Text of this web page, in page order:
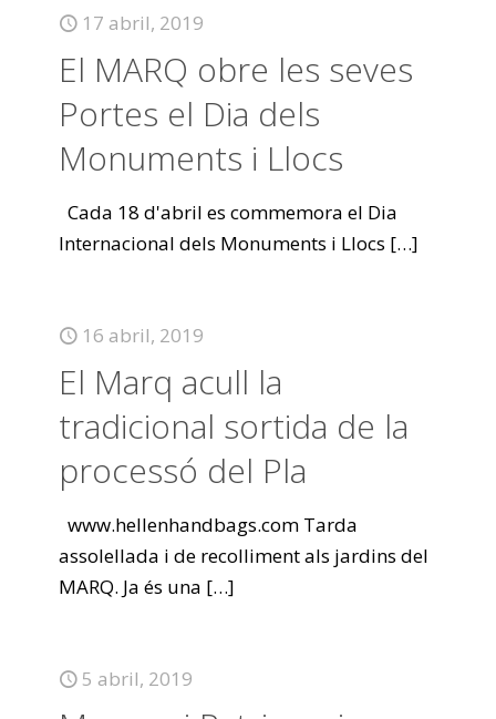
17 abril, 2019
El MARQ obre les seves
Portes el Dia dels
Monuments i Llocs
Cada 18 d'abril es commemora el Dia
Internacional dels Monuments i Llocs […]
16 abril, 2019
El Marq acull la
tradicional sortida de la
processó del Pla
www.hellenhandbags.com Tarda
assolellada i de recolliment als jardins del
MARQ. Ja és una […]
5 abril, 2019